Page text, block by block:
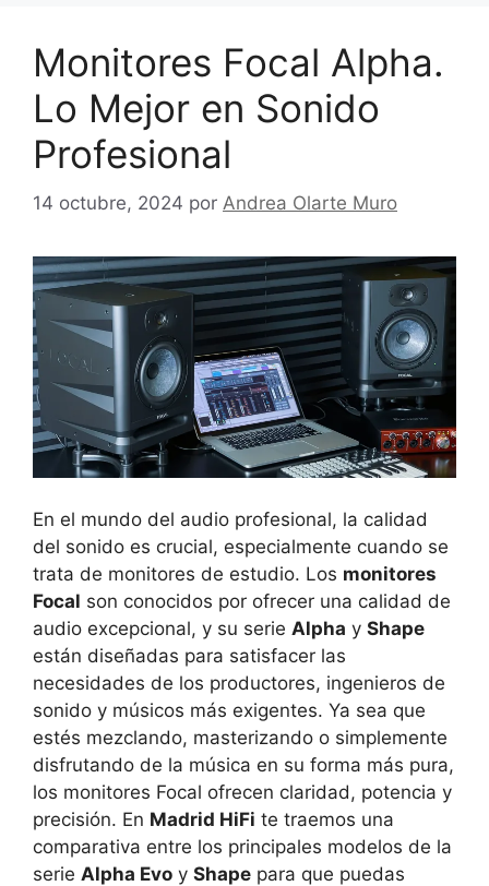
Monitores Focal Alpha.
Lo Mejor en Sonido
Profesional
14 octubre, 2024 por Andrea Olarte Muro
En el mundo del audio profesional, la calidad
del sonido es crucial, especialmente cuando se
trata de monitores de estudio. Los monitores
Focal son conocidos por ofrecer una calidad de
audio excepcional, y su serie Alpha y Shape
están diseñadas para satisfacer las
necesidades de los productores, ingenieros de
sonido y músicos más exigentes. Ya sea que
estés mezclando, masterizando o simplemente
disfrutando de la música en su forma más pura,
los monitores Focal ofrecen claridad, potencia y
precisión. En Madrid HiFi te traemos una
comparativa entre los principales modelos de la
serie Alpha Evo y Shape para que puedas